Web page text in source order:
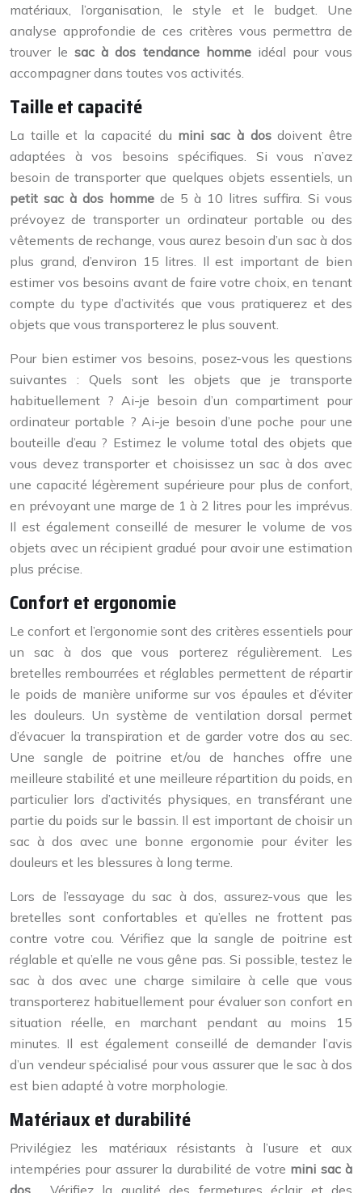
matériaux, l’organisation, le style et le budget. Une
analyse approfondie de ces critères vous permettra de
trouver lesac à dos tendance homme idéal pour vous
accompagner dans toutes vos activités.
Taille et capacité
La taille et la capacité du mini sac à dosdoivent être
adaptées à vos besoins spécifiques. Si vous n’avez
besoin de transporter que quelques objets essentiels, un
petit sac à dos homme de 5 à 10 litres suffira. Si vous
prévoyez de transporter un ordinateur portable ou des
vêtements de rechange, vous aurez besoin d’un sac à dos
plus grand, d’environ 15 litres. Il est important de bien
estimer vos besoins avant de faire votre choix, en tenant
compte du type d’activités que vous pratiquerez et des
objets que vous transporterez le plus souvent.
Pour bien estimer vos besoins, posez-vous les questions
suivantes : Quels sont les objets que je transporte
habituellement ? Ai-je besoin d’un compartiment pour
ordinateur portable ? Ai-je besoin d’une poche pour une
bouteille d’eau ? Estimez le volume total des objets que
vous devez transporter et choisissez un sac à dos avec
une capacité légèrement supérieure pour plus de confort,
en prévoyant une marge de 1 à 2 litres pour les imprévus.
Il est également conseillé de mesurer le volume de vos
objets avec un récipient gradué pour avoir une estimation
plus précise.
Confort et ergonomie
Le confort et l’ergonomie sont des critères essentiels pour
un sac à dos que vous porterez régulièrement. Les
bretelles rembourrées et réglables permettent de répartir
le poids de manière uniforme sur vos épaules et d’éviter
les douleurs. Un système de ventilation dorsal permet
d’évacuer la transpiration et de garder votre dos au sec.
Une sangle de poitrine et/ou de hanches offre une
meilleure stabilité et une meilleure répartition du poids, en
particulier lors d’activités physiques, en transférant une
partie du poids sur le bassin. Il est important de choisir un
sac à dos avec une bonne ergonomie pour éviter les
douleurs et les blessures à long terme.
Lors de l’essayage du sac à dos, assurez-vous que les
bretelles sont confortables et qu’elles ne frottent pas
contre votre cou. Vérifiez que la sangle de poitrine est
réglable et qu’elle ne vous gêne pas. Si possible, testez le
sac à dos avec une charge similaire à celle que vous
transporterez habituellement pour évaluer son confort en
situation réelle, en marchant pendant au moins 15
minutes. Il est également conseillé de demander l’avis
d’un vendeur spécialisé pour vous assurer que le sac à dos
est bien adapté à votre morphologie.
Matériaux et durabilité
Privilégiez les matériaux résistants à l’usure et aux
intempéries pour assurer la durabilité de votre mini sac à
dos
. Vérifiez la qualité des fermetures éclair et des